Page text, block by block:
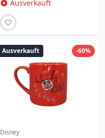
Ausverkauft
-60%
Ausverkauft
Disney